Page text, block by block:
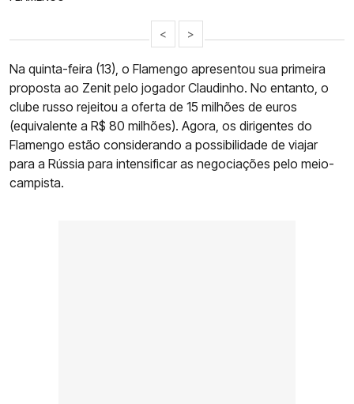
< >
Na quinta-feira (13), o Flamengo apresentou sua primeira
proposta ao Zenit pelo jogador Claudinho. No entanto, o
clube russo rejeitou a oferta de 15 milhões de euros
(equivalente a R$ 80 milhões). Agora, os dirigentes do
Flamengo estão considerando a possibilidade de viajar
para a Rússia para intensificar as negociações pelo meio-
campista.